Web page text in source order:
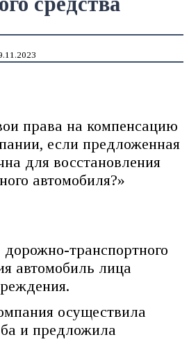
права на компенсацию
если предложенная
для восстановления
автомобиля?»
дорожно-транспортного
автомобиль лица
осуществила
и предложила